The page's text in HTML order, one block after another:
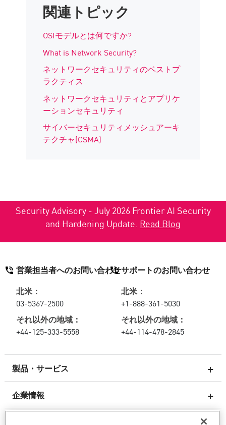
関連トピック
OSIモデルとは何ですか?
What is Network Security?
ネットワークセキュリティのベストプ
ラクティス
ネットワークセキュリティとアプリケ
ーションセキュリティ
サイバーセキュリティメッシュアーキ
テクチャ(CSMA)
Security Advisory - July 2026 Frontier AI Security
and Hardening Update. Read Blog
製品・サービス
次世代ファイアウォール
企業情報
営業担当者へのお問い合わせ
北米：
03-5367-2500
それ以外の地域：
+44-125-333-5558
サポートのお問い合わせ
北米：
+1-888-361-5030
それ以外の地域：
+44-114-478-2845